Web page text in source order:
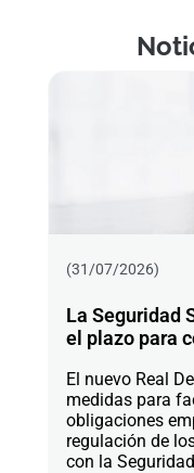
(31/07/2026)
La Seguridad
el plazo para
El nuevo Real
medidas para
obligaciones
regulación de
con la